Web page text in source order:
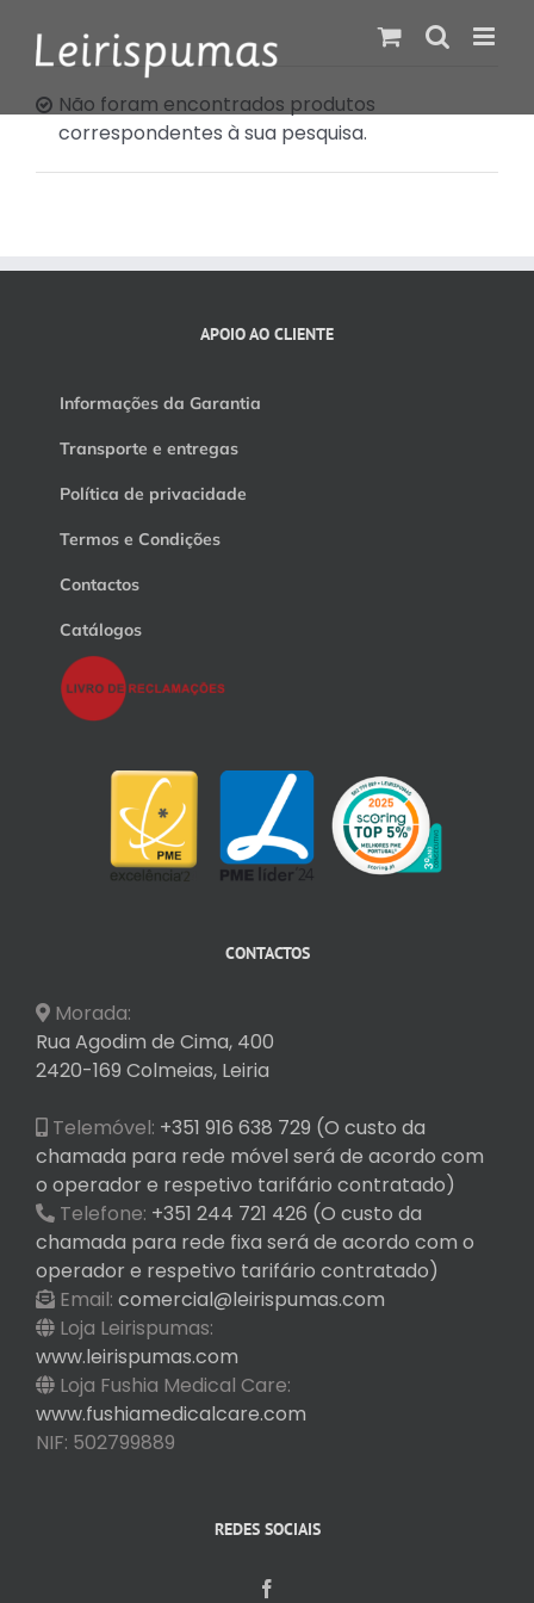
content
Não foram encontrados produtos
correspondentes à sua pesquisa.
APOIO AO CLIENTE
Informações da Garantia
Transporte e entregas
Política de privacidade
Termos e Condições
Contactos
Catálogos
CONTACTOS
Morada:
Rua Agodim de Cima, 400
2420-169 Colmeias, Leiria
Telemóvel: +351 916 638 729 (O custo da
chamada para rede móvel será de acordo com
o operador e respetivo tarifário contratado)
Telefone: +351 244 721 426 (O custo da
chamada para rede fixa será de acordo com o
operador e respetivo tarifário contratado)
Email: comercial@leirispumas.com
Loja Leirispumas:
www.leirispumas.com
Loja Fushia Medical Care:
www.fushiamedicalcare.com
NIF: 502799889
REDES SOCIAIS